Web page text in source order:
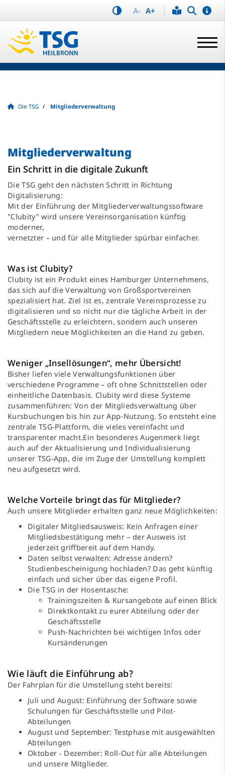
A- A+
Die TSG Mitgliederverwaltung
Mitgliederverwaltung
Ein Schritt in die digitale Zukunft
Die TSG geht den nächsten Schritt in Richtung
Digitalisierung:
Mit der Einführung der Mitgliederverwaltungssoftware
"Clubity" wird unsere Vereinsorganisation künftig
moderner,
vernetzter – und für alle Mitglieder spürbar einfacher.
Was ist Clubity?
Clubity ist ein Produkt eines Hamburger Unternehmens,
das sich auf die Verwaltung von Großsportvereinen
spezialisiert hat. Ziel ist es, zentrale Vereinsprozesse zu
digitalisieren und so nicht nur die tägliche Arbeit in der
Geschäftsstelle zu erleichtern, sondern auch unseren
Mitgliedern neue Möglichkeiten an die Hand zu geben.
Weniger „Insellösungen“, mehr Übersicht!
Bisher liefen viele Verwaltungsfunktionen über
verschiedene Programme – oft ohne Schnittstellen oder
einheitliche Datenbasis. Clubity wird diese Systeme
zusammenführen: Von der Mitgliedsverwaltung über
Kursbuchungen bis hin zur App-Nutzung. So entsteht eine
zentrale TSG-Plattform, die vieles vereinfacht und
transparenter macht.Ein besonderes Augenmerk liegt
auch auf der Aktualisierung und Individualisierung
unserer TSG-App, die im Zuge der Umstellung komplett
neu aufgesetzt wird.
Welche Vorteile bringt das für Mitglieder?
Auch unsere Mitglieder erhalten ganz neue Möglichkeiten:
Digitaler Mitgliedsausweis: Kein Anfragen einer
Mitgliedsbestätigung mehr – der Ausweis ist
jederzeit griffbereit auf dem Handy.
Daten selbst verwalten: Adresse ändern?
Studienbescheinigung hochladen? Das geht künftig
einfach und sicher über das eigene Profil.
Die TSG in der Hosentasche:
Trainingszeiten & Kursangebote auf einen Blick
Direktkontakt zu eurer Abteilung oder der
Geschäftsstelle
Push-Nachrichten bei wichtigen Infos oder
Kursänderungen
Wie läuft die Einführung ab?
Der Fahrplan für die Umstellung steht bereits:
Juli und August: Einführung der Software sowie
Schulungen für Geschäftsstelle und Pilot-
Abteilungen
August und September: Testphase mit ausgewählten
Abteilungen
Oktober - Dezember: Roll-Out für alle Abteilungen
und unsere Mitglieder.